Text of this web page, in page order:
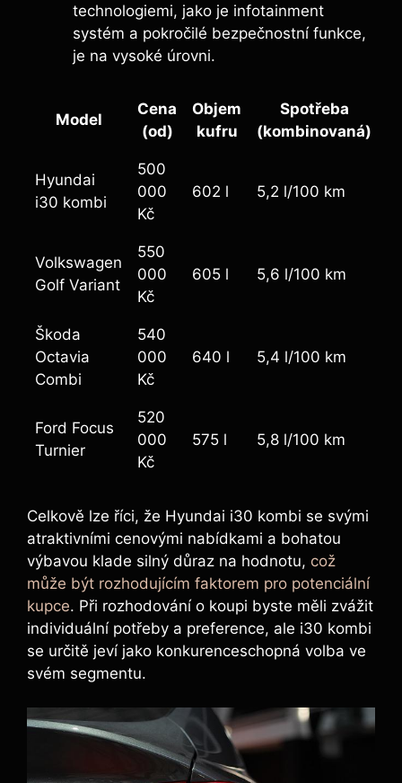
technologiemi, jako je infotainment
systém a pokročilé bezpečnostní funkce,
je na vysoké úrovni.
Model
Cena
(od)
Objem
kufru
Spotřeba
(kombinovaná)
Hyundai
i30 kombi
500
000
Kč
602 l 5,2 l/100 km
Volkswagen
Golf Variant
550
000
Kč
605 l 5,6 l/100 km
Škoda
Octavia
Combi
540
000
Kč
640 l 5,4 l/100 km
Ford Focus
Turnier
520
000
Kč
575 l 5,8 l/100 km
Celkově lze říci, že Hyundai i30 kombi se svými
atraktivními cenovými nabídkami a bohatou
výbavou klade silný důraz na hodnotu, což
může být rozhodujícím faktorem pro potenciální
kupce. Při rozhodování o koupi byste měli zvážit
individuální potřeby a preference, ale i30 kombi
se určitě jeví jako konkurenceschopná volba ve
svém segmentu.